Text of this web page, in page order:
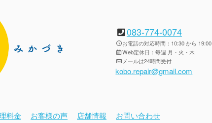
083-774-0074
お電話の対応時間：10:30 から 19:00
Web定休日：毎週 月・火・木
メールは24時間受付
kobo.repair@gmail.com
料金 お客様の声 店舗情報 お問い合わせ